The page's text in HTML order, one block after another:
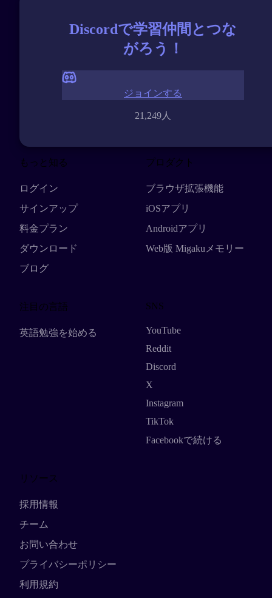
Discordで学習仲間とつな
がろう！
21,249人
ジョインする
もっと知る
ログイン
サインアップ
料金プラン
ダウンロード
ブログ
プロダクト
ブラウザ拡張機能
iOSアプリ
Androidアプリ
Web版 Migakuメモリー
注目の言語
英語勉強を始める
SNS
YouTube
Reddit
Discord
X
Instagram
TikTok
Facebookで続ける
リソース
採用情報
チーム
お問い合わせ
プライバシーポリシー
利用規約